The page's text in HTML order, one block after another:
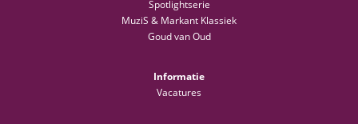
Spotlightserie
MuziS & Markant Klassiek
Goud van Oud
Informatie
Vacatures